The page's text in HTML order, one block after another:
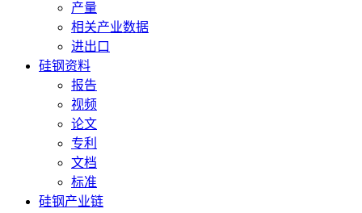
产量
相关产业数据
进出口
硅钢资料
报告
视频
论文
专利
文档
标准
硅钢产业链